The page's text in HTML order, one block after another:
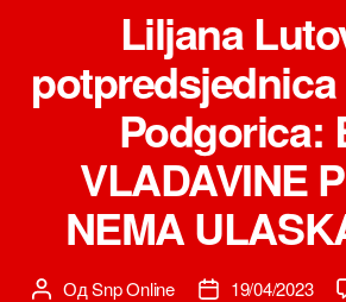
Liljana
potpredsjednica
Podgorica:
VLADAVINE
NEMA
Аутор
ОдSnp Online
Датум19/04/2023